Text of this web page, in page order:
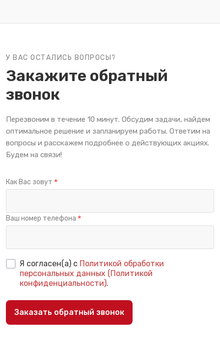
У ВАС ОСТАЛИСЬ ВОПРОСЫ?
Закажите обратный
звонок
Перезвоним в течение 10 минут. Обсудим задачи, найдем
оптимальное решение и запланируем работы. Ответим на
вопросы и расскажем подробнее о действующих акциях.
Будем на связи!
Как Вас зовут
Ваш номер телефона
Я согласен(а) с Политикой обработки
персональных данных (Политикой
конфиденциальности).
Заказать обратный звонок